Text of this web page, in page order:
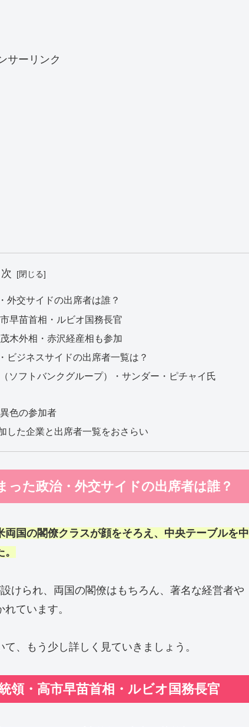
サーリンク
外交サイドの出席者は誰？
早苗首相・ルビオ国務長官
木外相・赤沢経産相も参加
ビジネスサイドの出席者一覧は？
ソフトバンクグループ）・サンダー・ピチャイ氏
色の参加者
した企業と出席者一覧をおさらい
った政治・外交サイドの出席者は誰？
国の閣僚クラスが顔をそろえ、中央テーブルを中
けられ、両国の閣僚はもちろん、著名な経営者や
れています。
て、もう少し詳しく見ていきましょう。
領・高市早苗首相・ルビオ国務長官